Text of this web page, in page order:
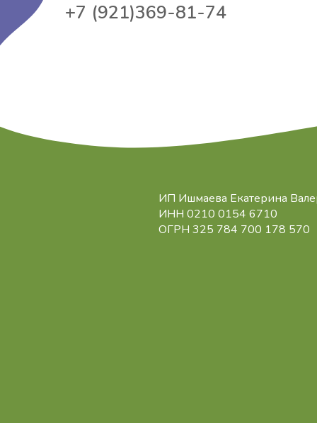
+7 (921)369-81-74
ИП Ишмаева Екатерина
ИНН 0210 0154 6710
ОГРН 325 784 700 178 570